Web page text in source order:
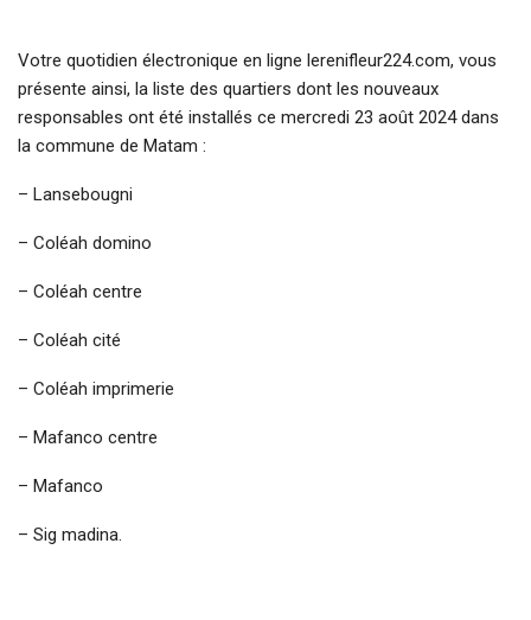
Votre quotidien électronique en ligne lerenifleur224.com, vous
présente ainsi, la liste des quartiers dont les nouveaux
responsables ont été installés ce mercredi 23 août 2024 dans
la commune de Matam :
– Lansebougni
– Coléah domino
– Coléah centre
– Coléah cité
– Coléah imprimerie
– Mafanco centre
– Mafanco
– Sig madina.